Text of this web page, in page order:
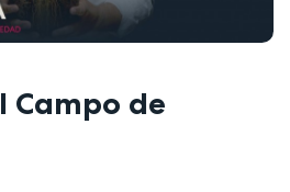
Campo de